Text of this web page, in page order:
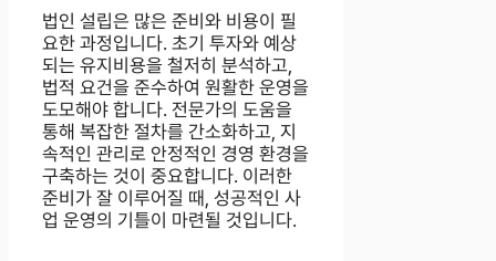
법인 설립은 많은 준비와 비용이 필
요한 과정입니다. 초기 투자와 예상
되는 유지비용을 철저히 분석하고,
법적 요건을 준수하여 원활한 운영을
도모해야 합니다. 전문가의 도움을
통해 복잡한 절차를 간소화하고, 지
속적인 관리로 안정적인 경영 환경을
구축하는 것이 중요합니다. 이러한
준비가 잘 이루어질 때, 성공적인 사
업 운영의 기틀이 마련될 것입니다.